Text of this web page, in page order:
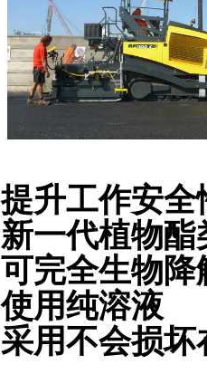
提升工作安全
新一代植物酯
可完全生物降
使用纯溶液
采用不会损